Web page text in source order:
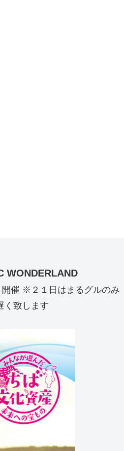
WONDERLAND
開催 ※２１日はまるグルのみ
く致します